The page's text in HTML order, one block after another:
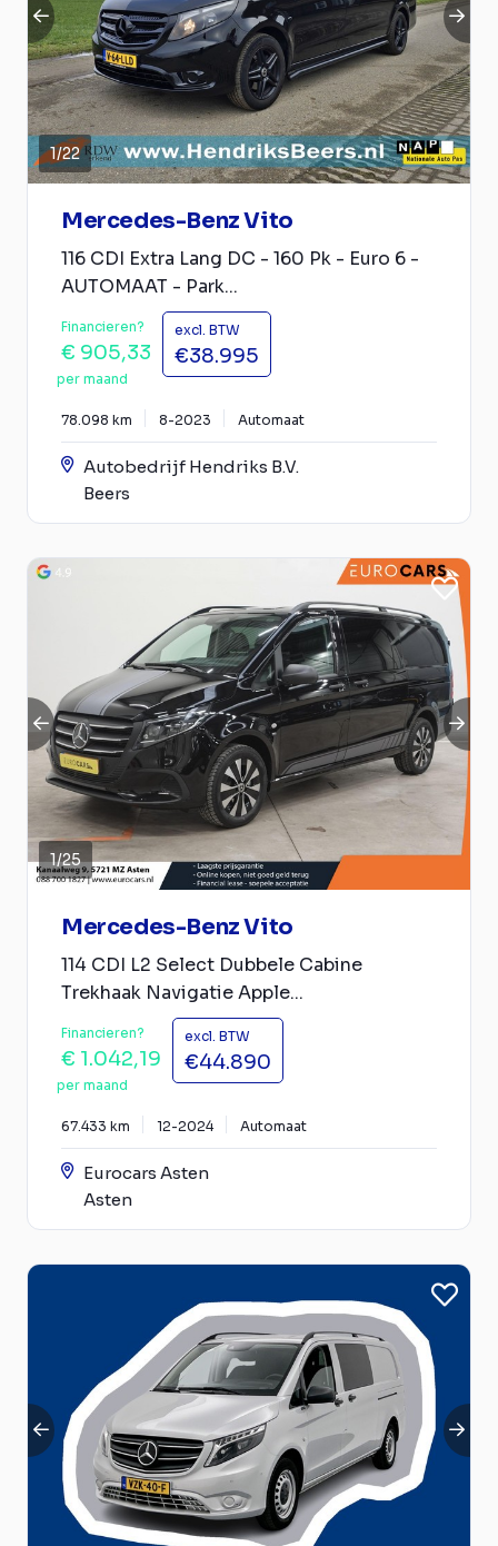
1/22
Mercedes-Benz Vito
116 CDI Extra Lang DC - 160 Pk - Euro 6 -
AUTOMAAT - Park...
Financieren?
€ 905,33
per maand
excl. BTW
€38.995
78.098 km 8-2023 Automaat
Autobedrijf Hendriks B.V.
Beers
1/25
Mercedes-Benz Vito
114 CDI L2 Select Dubbele Cabine
Trekhaak Navigatie Apple...
Financieren?
€ 1.042,19
per maand
excl. BTW
€44.890
67.433 km 12-2024 Automaat
Eurocars Asten
Asten